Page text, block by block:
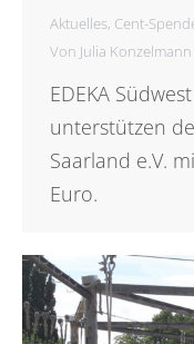
Aktuelles, Cent-
Von Julia Konzelmann
EDEKA
unterstützen
Saarland e.V.
Euro.